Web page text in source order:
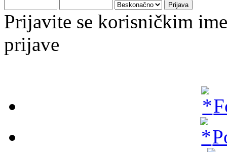
Prijavite se korisničkim
prijave